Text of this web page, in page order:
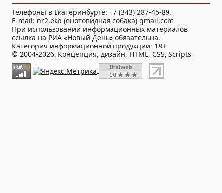
Телефоны в Екатеринбурге: +7 (343) 287-45-89.
E-mail: nr2.ekb (енотовидная собака) gmail.com
При использовании информационных материалов
ссылка на РИА «Новый День» обязательна.
Категория информационной продукции: 18+
© 2004-2026. Концепция, дизайн, HTML, CSS, Scripts